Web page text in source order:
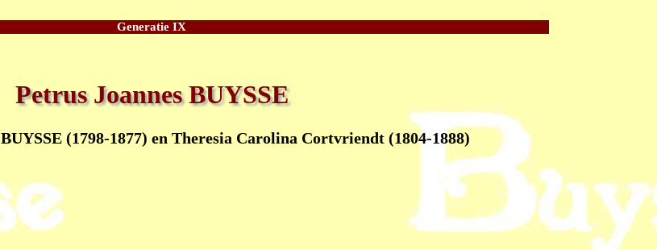
Generatie IX
Petrus Joannes BUYSSE
BUYSSE (1798-1877) en Theresia Carolina Cortvriendt (1804-1888)